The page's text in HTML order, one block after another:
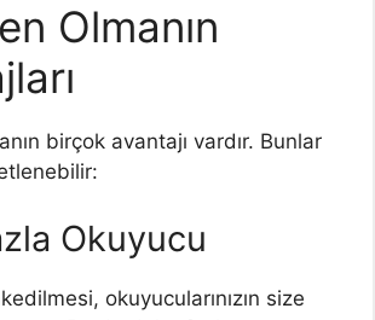
Olmanın
birçok avantajı vardır. Bunlar
Okuyucu
okuyucularınızın size